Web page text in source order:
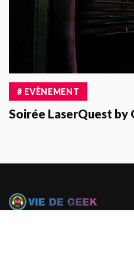
# EVÈNEMENT
Soirée LaserQuest by